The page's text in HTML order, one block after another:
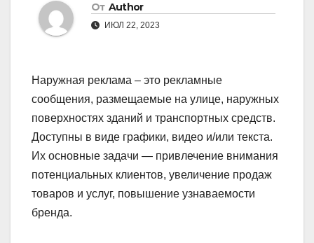
От Author
ИЮЛ 22, 2023
Наружная реклама – это рекламные
сообщения, размещаемые на улице, наружных
поверхностях зданий и транспортных средств.
Доступны в виде графики, видео и/или текста.
Их основные задачи — привлечение внимания
потенциальных клиентов, увеличение продаж
товаров и услуг, повышение узнаваемости
бренда.